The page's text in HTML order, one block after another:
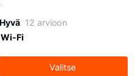
Hyvä 12 arvioon
Fi
Valitse